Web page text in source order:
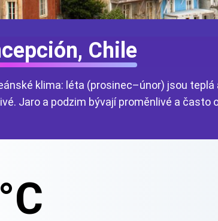
Chile
klima: léta (prosinec–únor) jsou
Jaro a podzim bývají proměnlivé a